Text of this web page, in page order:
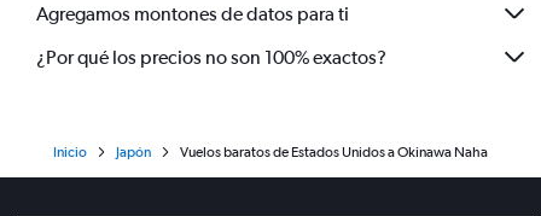
Agregamos montones de datos para ti
¿Por qué los precios no son 100% exactos?
Inicio Japón Vuelos baratos de Estados Unidos a Okinawa Naha